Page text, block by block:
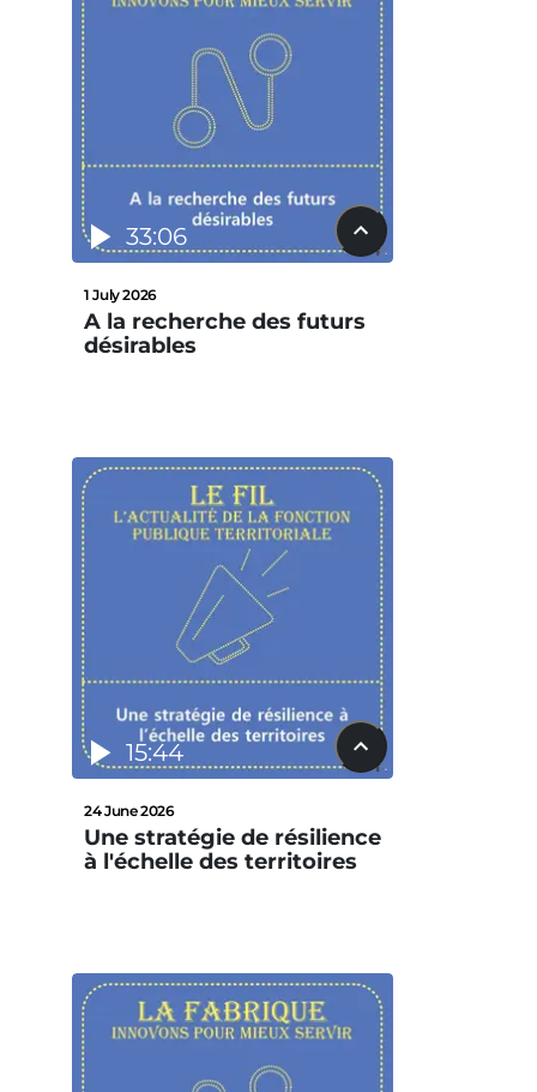
33:06
1 July 2026
A la recherche des futurs
désirables
15:44
24 June 2026
Une stratégie de résilience
à l'échelle des territoires